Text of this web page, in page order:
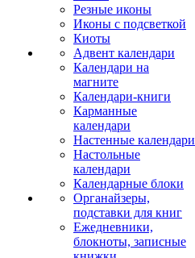
Резные иконы
Иконы с подсветкой
Киоты
Адвент календари
Календари на
магните
Календари-книги
Карманные
календари
Настенные календари
Настольные
календари
Календарные блоки
Органайзеры,
подставки для книг
Ежедневники,
блокноты, записные